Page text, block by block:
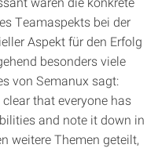
Teamaspekts bei der
Aspekt für den Erfolg
besonders viele
von Semanux sagt:
that everyone has
and note it down in
weitere Themen geteilt,